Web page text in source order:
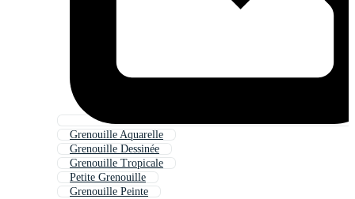
Grenouille Aquarelle
Grenouille Dessinée
Grenouille Tropicale
Petite Grenouille
Grenouille Peinte